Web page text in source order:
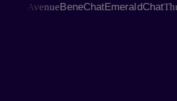
AvenueBeneChatEmeraldChat